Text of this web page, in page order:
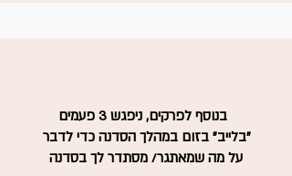
בנוסף לפרקים, ניפגש 3 פעמים
"בלייב" בזום במהלך הסדנה כדי לדבר
על מה שמאתגר/ מסתדר לך בסדנה